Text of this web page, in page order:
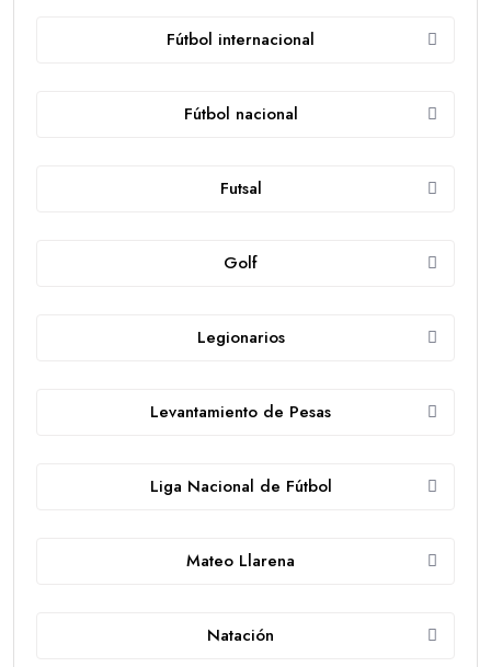
Fútbol internacional
Fútbol nacional
Futsal
Golf
Legionarios
Levantamiento de Pesas
Liga Nacional de Fútbol
Mateo Llarena
Natación